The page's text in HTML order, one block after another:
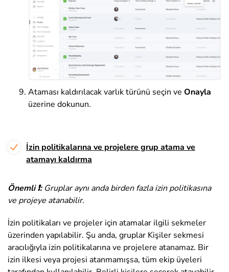
Ataması kaldırılacak varlık türünü seçin ve Onayla
üzerine dokunun.
İzin politikalarına ve projelere grup atama ve
atamayı kaldırma
Önemli ❗: Gruplar aynı anda birden fazla izin politikasına
ve projeye atanabilir.
İzin politikaları ve projeler için atamalar ilgili sekmeler
üzerinden yapılabilir. Şu anda, gruplar Kişiler sekmesi
aracılığıyla izin politikalarına ve projelere atanamaz. Bir
izin ilkesi veya projesi atanmamışsa, tüm ekip üyeleri